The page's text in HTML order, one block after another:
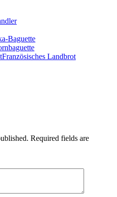
Baguette
Französisches Landbrot
Required fields are